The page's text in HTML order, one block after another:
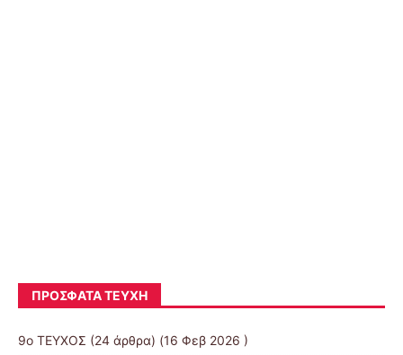
ΠΡΌΣΦΑΤΑ ΤΕΎΧΗ
9ο ΤΕΥΧΟΣ (24 άρθρα) (16 Φεβ 2026 )